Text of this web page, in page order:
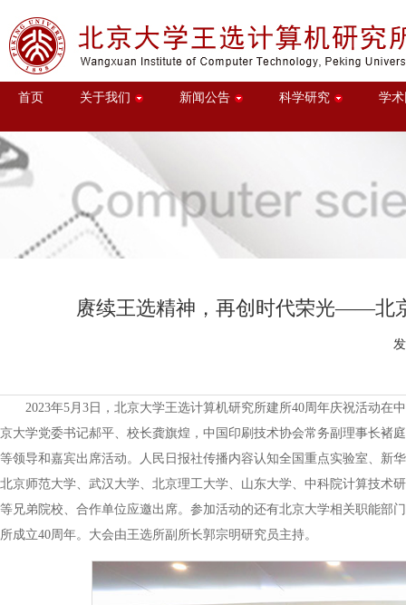
首页 关于我们 新闻公告 科学研究 学
赓续王选精神，再创时代荣光——北
2023年5月3日，北京大学王选计算机研究所建所40周年庆祝活动
京大学党委书记郝平、校长龚旗煌，中国印刷技术协会常务副理事长褚
等领导和嘉宾出席活动。人民日报社传播内容认知全国重点实验室、新
北京师范大学、武汉大学、北京理工大学、山东大学、中科院计算技术
等兄弟院校、合作单位应邀出席。参加活动的还有北京大学相关职能部
所成立40周年。大会由王选所副所长郭宗明研究员主持。